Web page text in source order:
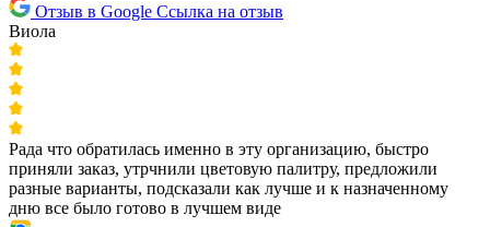
Отзыв в Google Ссылка на отзыв
Виола
Рада что обратилась именно в эту организацию, быстро
приняли заказ, утрчнили цветовую палитру, предложили
разные варианты, подсказали как лучше и к назначенному
дню все было готово в лучшем виде